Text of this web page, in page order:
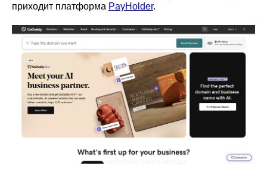
приходит платформа PayHolder.